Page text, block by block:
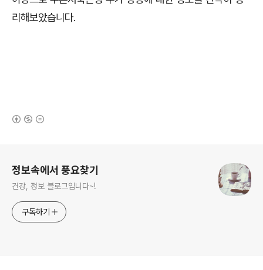
리해보았습니다.
정보속에서 풍요찾기
건강, 정보 블로그입니다~!
구독하기